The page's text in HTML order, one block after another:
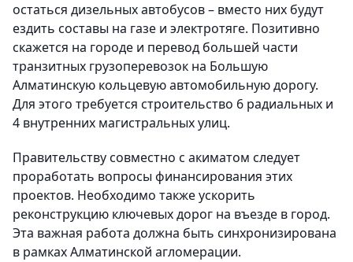
остаться дизельных автобусов – вместо них будут
ездить составы на газе и электротяге. Позитивно
скажется на городе и перевод большей части
транзитных грузоперевозок на Большую
Алматинскую кольцевую автомобильную дорогу.
Для этого требуется строительство 6 радиальных и
4 внутренних магистральных улиц.
Правительству совместно с акиматом следует
проработать вопросы финансирования этих
проектов. Необходимо также ускорить
реконструкцию ключевых дорог на въезде в город.
Эта важная работа должна быть синхронизирована
в рамках Алматинской агломерации.